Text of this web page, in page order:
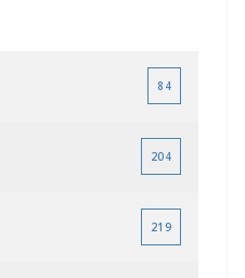
84
204
219